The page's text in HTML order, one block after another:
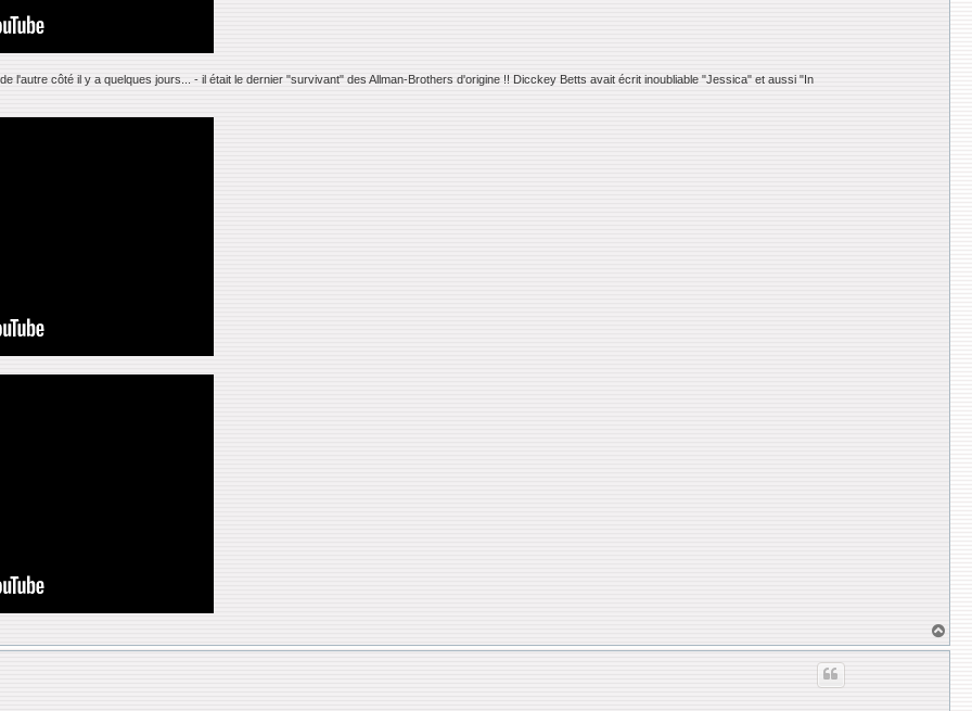
l'autre côté il y a quelques jours... - il était le dernier "survivant" des Allman-Brothers d'origine !! Dicckey Betts avait écrit inoubliable "Jessica" et aussi "In
a